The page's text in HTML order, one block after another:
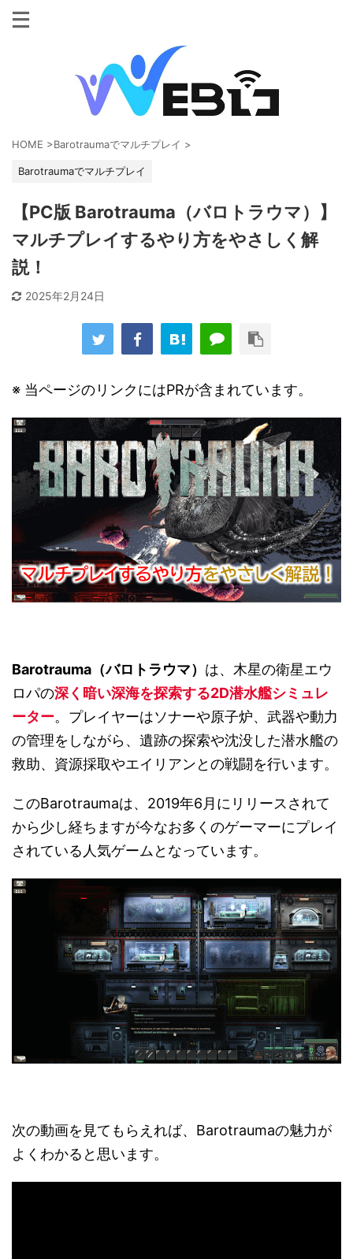
HOME >Barotraumaでマルチプレイ >
Barotraumaでマルチプレイ
【PC版 Barotrauma（バロトラウマ）】
マルチプレイするやり方をやさしく解
説！
2025年2月24日
※ 当ページのリンクにはPRが含まれています。
Barotrauma（バロトラウマ） は、木星の衛星エウ
ロパの深く暗い深海を探索する2D潜水艦シミュレ
ーター。プレイヤーはソナーや原子炉、武器や動力
の管理をしながら、遺跡の探索や沈没した潜水艦の
救助、資源採取やエイリアンとの戦闘を行います。
このBarotraumaは、2019年6月にリリースされて
から少し経ちますが今なお多くのゲーマーにプレイ
されている人気ゲームとなっています。
次の動画を見てもらえれば、Barotraumaの魅力が
よくわかると思います。